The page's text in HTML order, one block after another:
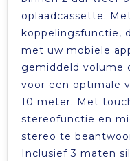
oplaadcassette.
koppelingsfunctie,
met uw mobiele
gemiddeld volume
voor een optimale
10 meter. Met
stereofunctie en
stereo te
Inclusief 3 maten